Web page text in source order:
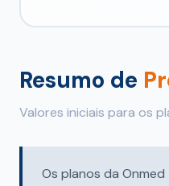
Resumo de
Valores iniciais para os
Os planos da